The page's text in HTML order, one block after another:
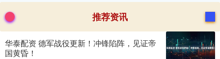
推荐资讯
华泰配资 德军战役更新！冲锋陷阵，见证帝
国黄昏！